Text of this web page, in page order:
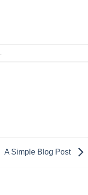
A Simple Blog Post